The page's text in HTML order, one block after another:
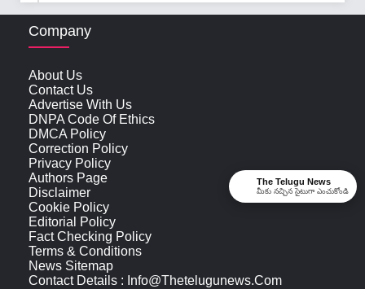
Company
About Us
Contact Us
Advertise With Us
DNPA Code Of Ethics
DMCA Policy
Correction Policy
Privacy Policy
Authors Page
Disclaimer
Cookie Policy
Editorial Policy
Fact Checking Policy
Terms & Conditions
News Sitemap
Contact Details : Info@thetelugunews.com
The Telugu News
మీకు నచ్చిన సైటుగా ఎంచుకోండి